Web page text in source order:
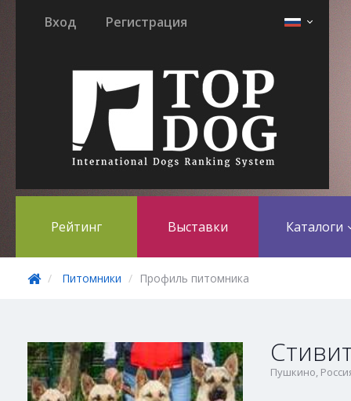
Вход Регистрация
Рейтинг Выставки Каталоги
Питомники Профиль питомника
Пушкино,